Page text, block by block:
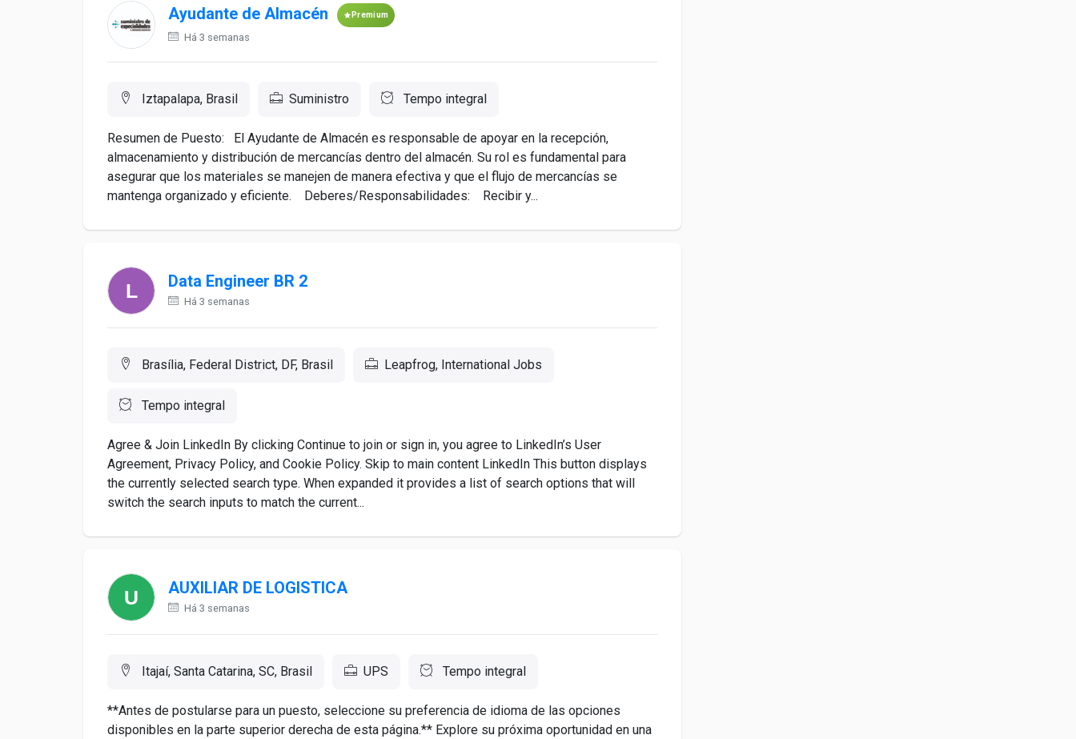
Ayudante de Almacén Premium
Há 3 semanas
Iztapalapa, Brasil Suministro Tempo integral
Resumen de Puesto: El Ayudante de Almacén es responsable de apoyar en la recepción,
almacenamiento y distribución de mercancías dentro del almacén. Su rol es fundamental para
asegurar que los materiales se manejen de manera efectiva y que el flujo de mercancías se
mantenga organizado y eficiente. Deberes/Responsabilidades: Recibir y...
Data Engineer BR 2
Há 3 semanas
Brasília, Federal District, DF, Brasil Leapfrog, International Jobs
Tempo integral
Agree & Join LinkedIn By clicking Continue to join or sign in, you agree to LinkedIn’s User
Agreement, Privacy Policy, and Cookie Policy. Skip to main content LinkedIn This button displays
the currently selected search type. When expanded it provides a list of search options that will
switch the search inputs to match the current...
AUXILIAR DE LOGISTICA
Há 3 semanas
Itajaí, Santa Catarina, SC, Brasil UPS Tempo integral
**Antes de postularse para un puesto, seleccione su preferencia de idioma de las opciones
disponibles en la parte superior derecha de esta página.** Explore su próxima oportunidad en una